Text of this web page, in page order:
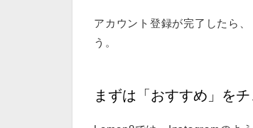
アカウント登録が完了したら
う。
まずは「おすすめ」を